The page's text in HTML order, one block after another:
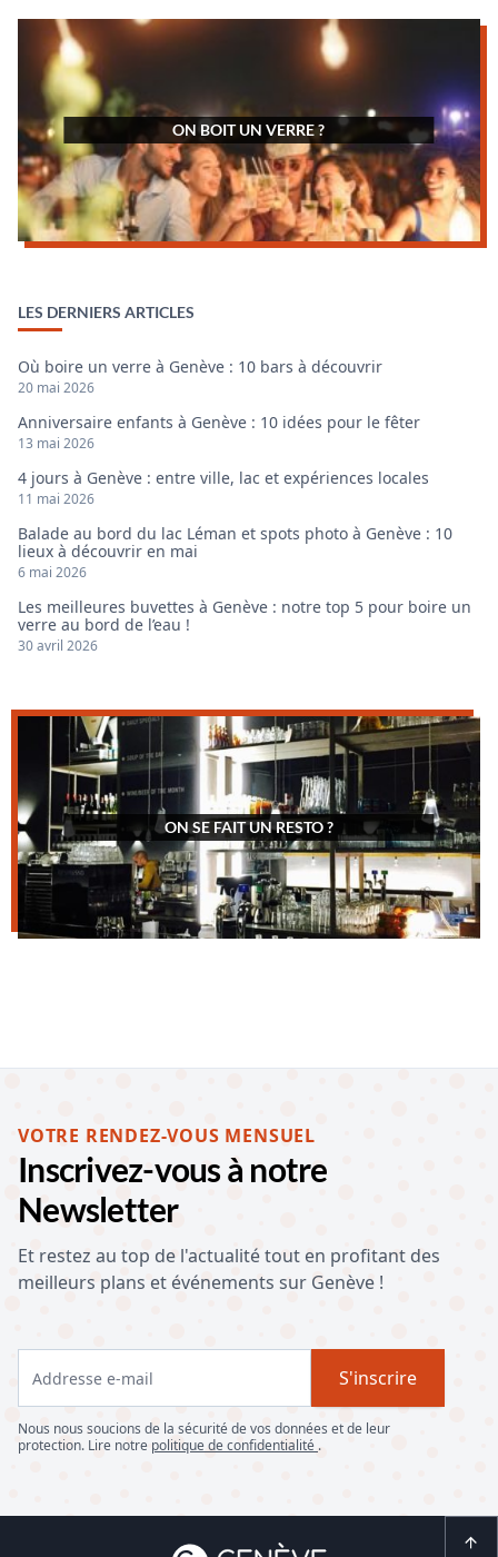
ON BOIT UN VERRE ?
LES DERNIERS ARTICLES
Où boire un verre à Genève : 10 bars à découvrir
20 mai 2026
Anniversaire enfants à Genève : 10 idées pour le fêter
13 mai 2026
4 jours à Genève : entre ville, lac et expériences locales
11 mai 2026
Balade au bord du lac Léman et spots photo à Genève : 10
lieux à découvrir en mai
6 mai 2026
Les meilleures buvettes à Genève : notre top 5 pour boire un
verre au bord de l’eau !
30 avril 2026
ON SE FAIT UN RESTO ?
VOTRE RENDEZ-VOUS MENSUEL
Inscrivez-vous à notre
Newsletter
Et restez au top de l'actualité tout en profitant des
meilleurs plans et événements sur Genève !
S'inscrire
Nous nous soucions de la sécurité de vos données et de leur
protection. Lire notre politique de confidentialité .